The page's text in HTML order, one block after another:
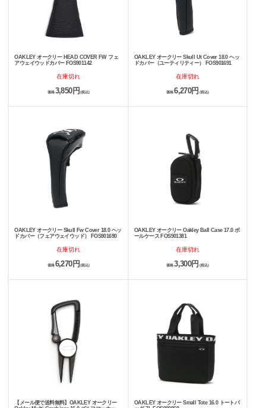
OAKLEY オークリー HEAD COVER FW フェ
アウェイウッドカバー FOS901142
在庫切れ
価格 3,850円 (税込)
OAKLEY オークリー Skull Ut Cover 18.0 ヘッ
ドカバー（ユーティリティー） FOS901691
在庫切れ
価格6,270円 (税込)
OAKLEY オークリー Skull Fw Cover 18.0 ヘッ
ドカバー（フェアウェイウッド） FOS901690
在庫切れ
価格 6,270円(税込)
OAKLEY オークリー Oakley Ball Case 17.0 ボ
ールケース FOS901381
在庫切れ
価格3,300円 (税込)
【メール便で送料無料】OAKLEY オークリー
OAKLEY オークリー Small Tote 16.0 トートバ